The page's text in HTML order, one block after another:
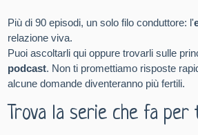
Più di 90 episodi, un solo filo conduttore: l'
relazione viva.
Puoi ascoltarli qui oppure trovarli sulle
podcast. Non ti promettiamo risposte
alcune domande diventeranno più fertili.
Trova la serie che fa per